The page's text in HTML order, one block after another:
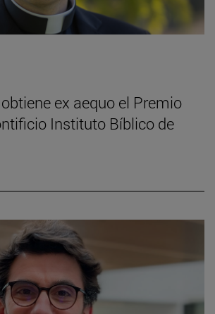
ex aequo el Premio
Instituto Bíblico de